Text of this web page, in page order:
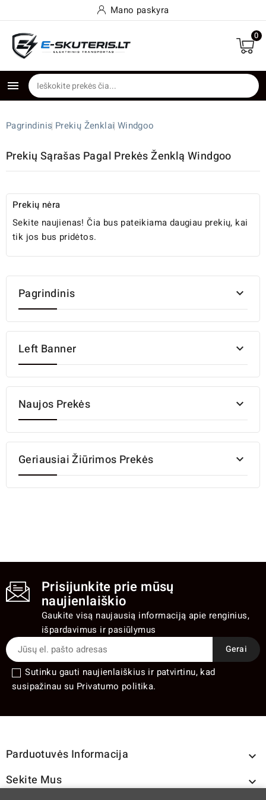
Mano paskyra
0

Pagrindinis Prekių Ženklai Windgoo
Prekių Sąrašas Pagal Prekės Ženklą Windgoo
Prekių nėra
Sekite naujienas! Čia bus pateikiama daugiau prekių, kai
tik jos bus pridėtos.
Pagrindinis 
Left Banner 
Naujos Prekės 
Geriausiai Žiūrimos Prekės 
Prisijunkite prie mūsų
naujienlaiškio
Gaukite visą naujausią informaciją apie renginius,
išpardavimus ir pasiūlymus
Sutinku gauti naujienlaiškius ir patvirtinu, kad
susipažinau su Privatumo politika.
Parduotuvės Informacija 
Sekite Mus 